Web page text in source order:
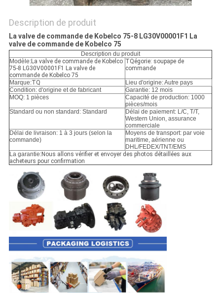
PLAN
DU
SITE
POLITIQUE
DE
CONFIDENTIALITÉ
Description de produit
La valve de commande de Kobelco 75-8 LG30V00001F1 La
valve de commande de Kobelco 75
Description du produit
Modèle:La valve de commande de Kobelco
75-8 LG30V00001F1 La valve de
commande de Kobelco 75
TQégorie: soupape de
commande
Marque:TQ
Lieu d'origine: Autre pays
Condition: d'origine et de fabricant
Garantie: 12 mois
MOQ: 1 pièces
Capacité de production: 1000
pièces/mois
Standard ou non standard: Standard
Délai de paiement: L/C, T/T,
Western Union, assurance
commerciale
Délai de livraison: 1 à 3 jours (selon la
commande)
Moyens de transport: par voie
maritime, aérienne ou
DHL/FEDEX/TNT/EMS
La garantie:Nous allons vérifier et envoyer des photos détaillées aux
acheteurs pour confirmation